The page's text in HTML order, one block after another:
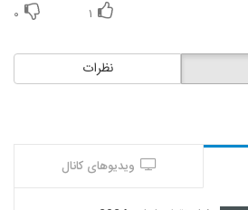
۱ ۰
نظرات
ویدیوهای کانال